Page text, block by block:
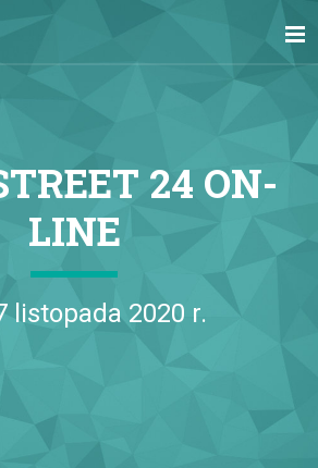
24 ON-
LINE
listopada 2020 r.